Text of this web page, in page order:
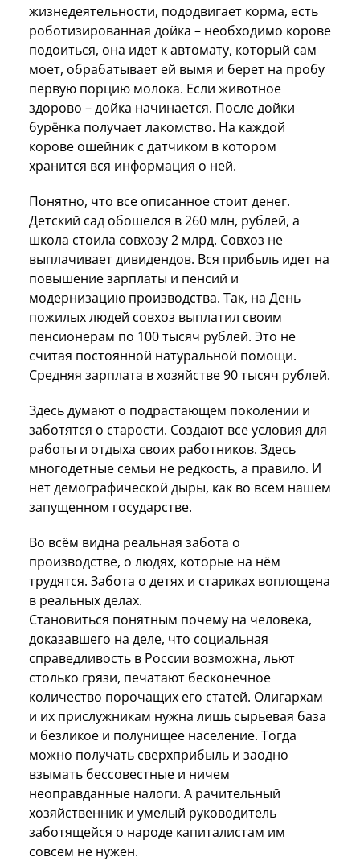
жизнедеятельности, пододвигает корма, есть
роботизированная дойка – необходимо корове
подоиться, она идет к автомату, который сам
моет, обрабатывает ей вымя и берет на пробу
первую порцию молока. Если животное
здорово – дойка начинается. После дойки
бурёнка получает лакомство. На каждой
корове ошейник с датчиком в котором
хранится вся информация о ней.
Понятно, что все описанное стоит денег.
Детский сад обошелся в 260 млн, рублей, а
школа стоила совхозу 2 млрд. Совхоз не
выплачивает дивидендов. Вся прибыль идет на
повышение зарплаты и пенсий и
модернизацию производства. Так, на День
пожилых людей совхоз выплатил своим
пенсионерам по 100 тысяч рублей. Это не
считая постоянной натуральной помощи.
Средняя зарплата в хозяйстве 90 тысяч рублей.
Здесь думают о подрастающем поколении и
заботятся о старости. Создают все условия для
работы и отдыха своих работников. Здесь
многодетные семьи не редкость, а правило. И
нет демографической дыры, как во всем нашем
запущенном государстве.
Во всём видна реальная забота о
производстве, о людях, которые на нём
трудятся. Забота о детях и стариках воплощена
в реальных делах.
Становиться понятным почему на человека,
доказавшего на деле, что социальная
справедливость в России возможна, льют
столько грязи, печатают бесконечное
количество порочащих его статей. Олигархам
и их прислужникам нужна лишь сырьевая база
и безликое и полунищее население. Тогда
можно получать сверхприбыль и заодно
взымать бессовестные и ничем
неоправданные налоги. А рачительный
хозяйственник и умелый руководитель
заботящейся о народе капиталистам им
совсем не нужен.